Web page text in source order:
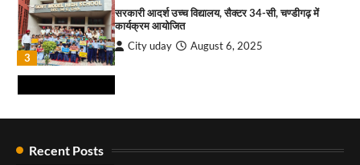
3 City uday August 6, 2026
4
₹227 करोड़ का ‘टेबल एजेंडा घोटाला’ भाजपा के
भ्रष्टाचार, तानाशाही और लोकतंत्र की हत्या का सबसे बड़ा
सबूत : एच.एस. लक्की
3
सरकारी आदर्श उच्च विद्यालय, सैक्टर 34-सी, चण्डीगढ़ में
कार्यक्रम आयोजित
City uday August 6, 2025
Recent Posts